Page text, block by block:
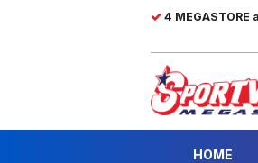
4 MEGASTORE
HOME